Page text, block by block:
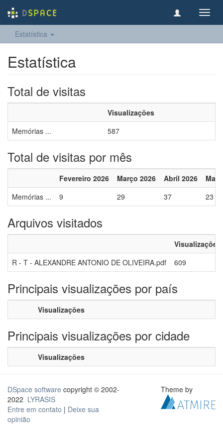
Estatística
Estatística
Total de visitas
Visualizações
Memórias ...
587
Total de visitas por mês
Fevereiro 2026 Março 2026 Abril 2026
Memórias ...
9 29 37 23
Arquivos visitados
Visualizações
R - T - ALEXANDRE ANTONIO DE OLIVEIRA.pdf
609
Principais visualizações por país
Visualizações
Principais visualizações por cidade
Visualizações
DSpace software copyright © 2002-
2022 LYRASIS
Entre em contato | Deixe sua
opinião
Theme by